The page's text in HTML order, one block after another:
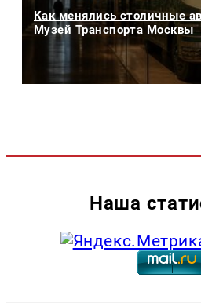
Как менялись столичные
Музей Транспорта Москвы
Наша